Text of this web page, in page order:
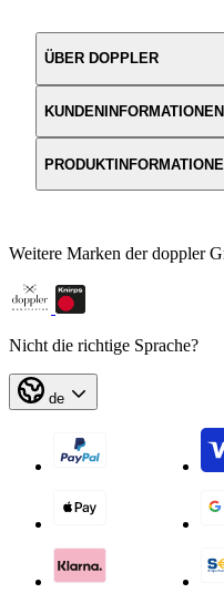
ÜBER DOPPLER
KUNDENINFORMATIONEN
Weitere Marken der doppler
Nicht die richtige Sprache?
de